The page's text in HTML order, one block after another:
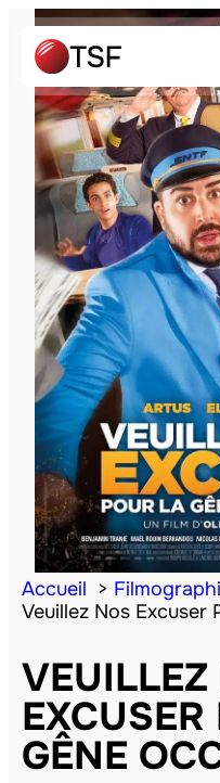
Accueil
Veuillez Nos Excuser
VEUILLEZ
GÊNE